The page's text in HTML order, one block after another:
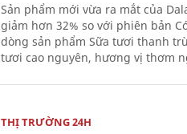
Sản phẩm mới vừa ra mắt của
giảm hơn 32% so với phiên bản
dòng sản phẩm Sữa tươi thanh
tươi cao nguyên, hương vị thơm
THỊ TRƯỜNG 24H